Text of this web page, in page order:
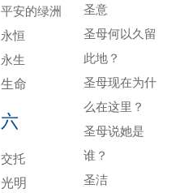
平安的绿洲
永恒
永生
生命
六
交托
光明
圣意
圣母何以久留
此地？
圣母现在为什
么在这里？
圣母说她是
谁？
圣洁